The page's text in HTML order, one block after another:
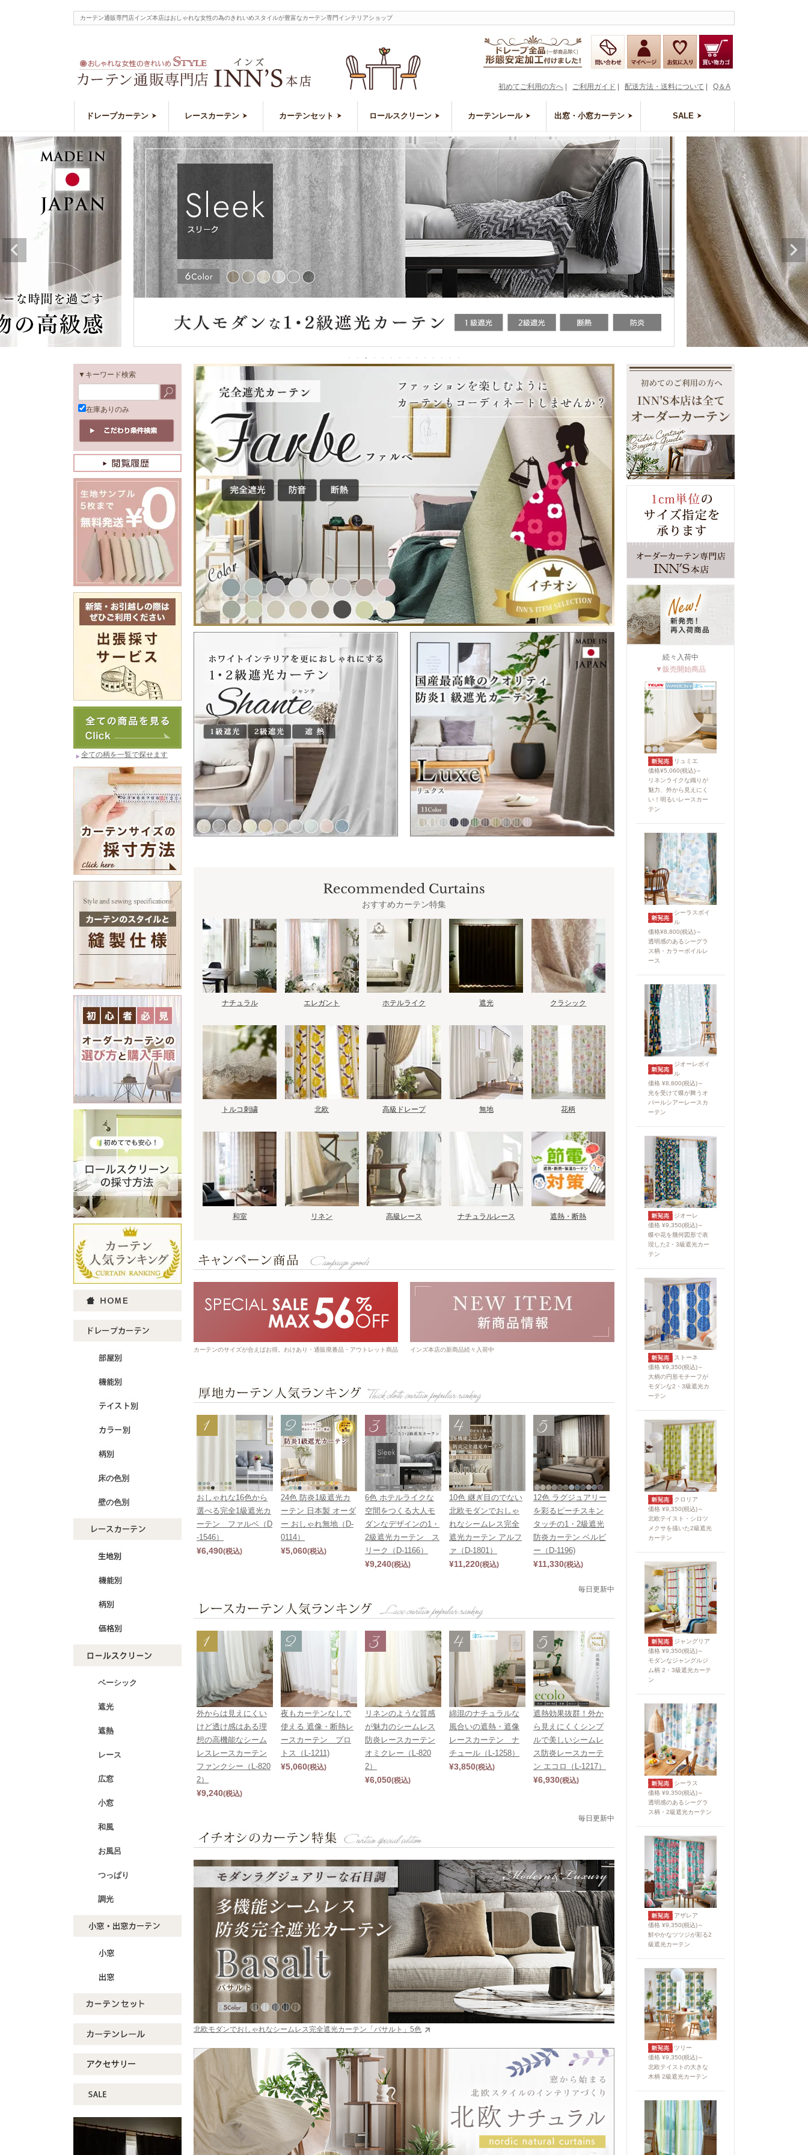
カーテン通販専門店インズ本店はおしゃれな女性の為のきれいめスタイルが豊富なカーテン専門インテリアショップ
Q＆A
配送方法・送料について
ご利用ガイド
初めてご利用の方へ
ドレープカーテン レースカーテン カーテンセット ロールスクリーン カーテンレール 出窓・小窓カーテン SALE
▼キーワード検索
在庫ありのみ
全ての柄を一覧で探せます
床の色別
壁の色別
ベーシック
遮光
遮熱
レース
広窓
小窓
和風
お風呂
つっぱり
調光
おすすめカーテン特集
ナチュラル エレガント ホテルライク 遮光 クラシック
トルコ刺繍 北欧 高級ドレープ 無地 花柄
和室 リネン 高級レース ナチュラルレース 遮熱・断熱
カーテンのサイズが合えばお得。わけあり・通販廃番品・アウトレット商品 インズ本店の新商品続々入荷中
おしゃれな16色から
選べる完全1級遮光カ
ーテン ファルベ（D
-1546）
¥6,490(税込)
24色 防炎1級遮光カ
ーテン 日本製 オーダ
ー おしゃれ無地（D-
0114）
¥5,060(税込)
6色 ホテルライクな
空間をつくる大人モ
ダンなデザインの1・
2級遮光カーテン ス
リーク（D-1166）
¥9,240(税込)
10色 継ぎ目のでない
北欧モダンでおしゃ
れなシームレス完全
遮光カーテン アルフ
ァ（D-1801）
¥11,220(税込)
12色 ラグジュアリー
を彩るピーチスキン
タッチの1・2級遮光
防炎カーテン ベルビ
ー（D-1196)
¥11,330(税込)
毎日更新中
外からは見えにくい
けど透け感はある理
想の高機能なシーム
レスレースカーテン
ファンクシー（L-820
2）
¥9,240(税込)
夜もカーテンなしで
使える 遮像・断熱レ
ースカーテン プロ
トス（L-1211)
¥5,060(税込)
リネンのような質感
が魅力のシームレス
防炎レースカーテン
オミクレー（L-820
2）
¥6,050(税込)
綿混のナチュラルな
風合いの遮熱・遮像
レースカーテン ナ
チュール（L-1258）
¥3,850(税込)
遮熱効果抜群！外か
ら見えにくくシンプ
ルで美しいシームレ
ス防炎レースカーテ
ン エコロ（L-1217）
¥6,930(税込)
毎日更新中
北欧モダンでおしゃれなシームレス完全遮光カーテン「バサルト」5色
続々入荷中
▼販売開始商品
リュミエ
価格¥5,060(税込)～
リネンライクな織りが
魅力、外から見えにく
い！明るいレースカー
テン
シーラスボイ
ル
価格¥8,800(税込)～
透明感のあるシーグラ
ス柄・カラーボイルレ
ース
ジオーレボイ
ル
価格 ¥8,800(税込)～
光を受けて蝶が舞うオ
パールシアーレースカ
ーテン
ジオーレ
価格 ¥9,350(税込)～
蝶や花を幾何図形で表
現した2・3級遮光カー
テン
ストーネ
価格 ¥9,350(税込)～
大柄の円形モチーフが
モダンな2・3級遮光カ
ーテン
クロリア
価格 ¥9,350(税込)～
北欧テイスト・シロツ
メクサを描いた2級遮光
カーテン
ジャングリア
価格 ¥9,350(税込)～
モダンなジャングルジ
ム柄 2・3級遮光カーテ
ン
シーラス
価格 ¥9,350(税込)～
透明感のあるシーグラ
ス柄・2級遮光カーテン
アザレア
価格 ¥9,350(税込)～
鮮やかなツツジが彩る2
級遮光カーテン
ツリー
価格 ¥9,350(税込)～
北欧テイストの大きな
木柄 2級遮光カーテン